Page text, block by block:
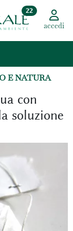
22
accedi
E NATURA
con
soluzione